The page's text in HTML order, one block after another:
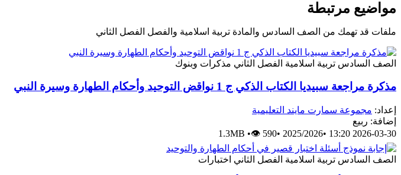
مواضيع مرتبطة
ملفات قد تهمك من الصف السادس والمادة تربية اسلامية والفصل الفصل الثاني
الصف السادس تربية اسلامية الفصل الثاني مذكرات وبنوك
مذكرة مراجعة سبيديا الكتاب الذكي ج 1 نواقض التوحيد وأحكام الطهارة وسيرة النبي
إعداد: مجموعة سمارت مايند التعليمية
إضافة: ربيع
2026-03-30 13:20
•
2025/2026
•
1.3MB •👁 590
الصف السادس تربية اسلامية الفصل الثاني اختبارات